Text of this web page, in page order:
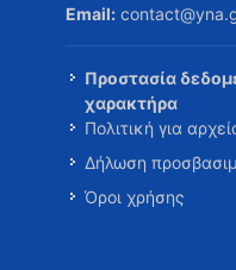
Email:
Προστασία
χαρακτήρα
Πολιτική για
Δήλωση
Όροι χρήσης